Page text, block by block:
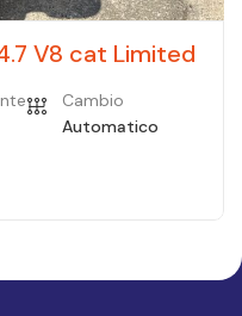
V8 cat Limited
Cambio
Automatico